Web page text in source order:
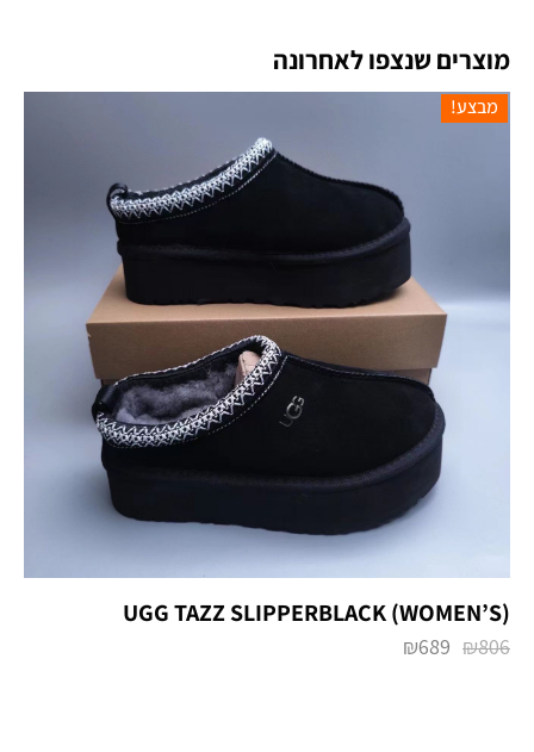
מוצרים שנצפו לאחרונה
מבצע!
UGG TAZZ SLIPPERBLACK (WOMEN’S)
₪806
₪689